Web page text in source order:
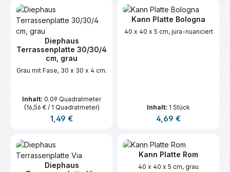
Diephaus
Terrassenplatte 30/30/4
cm, grau
Grau mit Fase, 30 x 30 x 4 cm.
Inhalt: 0.09 Quadratmeter
(16,56 € / 1 Quadratmeter)
Regulärer Preis:
1,49 €
Kann Platte Bologna
40 x 40 x 5 cm, jura-nuanciert
Inhalt: 1 Stück
Regulärer Preis:
4,69 €
Diephaus
Kann Platte Rom
40 x 40 x 5 cm, grau